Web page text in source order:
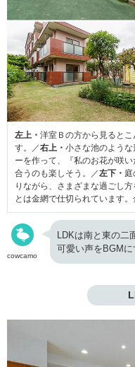
左上・ 洋室Ｂの方から見ると
す。／右上・ 小さな池のよう
ーを作って、『私のお花が咲
合うのも楽しそう。／左下・
りながら、さまざまな過ごし
とは金網で仕切られています
cowcamo
LDKは南と東の二
可愛い声をBGMに